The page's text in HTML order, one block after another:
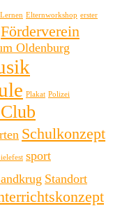
Elternworkshop erster
Förderverein
Oldenburg
Plakat Polizei
Schulkonzept
sport
Standort